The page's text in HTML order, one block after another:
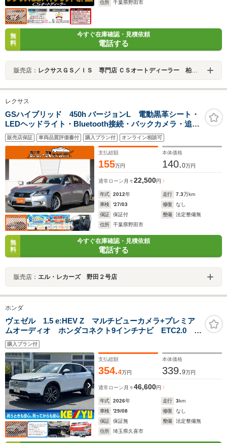
住所 千葉県野田市
無
料
今すぐ在庫確認・見積依頼
電話する
販売店： レクサスＧＳ／ＩＳ 専門店 ＣＳオートディーラー 柏インター店 中古車専門店
レクサス
GSハイブリッド 450h バージョンL 電動黒革シート・
LEDヘッドライト・Bluetooth接続・バックカメラ・追従
クルーズコントロール・プッシュスタート・スマートキ
ー・HDDナビ・フルセグ・シートヒーター&エアシー
ト・ETC・純正18インチアルミ・AA/C
販売店保証 車両品質評価書付 購入プラン付 オンライン相談可
支払総額
155万円
本体価格
140.0万円
通常ローン 月々22,500円
年式 2012年 走行 7.3万km
車検
'27/03 修復
なし
保証
保証付 整備
法定整備無
住所
千葉県野田市
無
料
今すぐ在庫確認・見積依頼
電話する
販売店： エル・レカーズ 野田２号店
ホンダ
ヴェゼル 1.5 e:HEV Z マルチビューカメラ+プレミア
ムオーディオ ホンダコネクト9インチナビ ETC2.0 シ
ート・ステアリングヒーター パワーテールゲート ワ
イヤレス充電 コンビシート ADB・LEDライト 純正
18AW
購入プラン付
支払総額
354.4万円
本体価格
339.9万円
通常ローン 月々46,600円
年式 2026年 走行 3km
車検
'29/08 修復
なし
保証
保証無 整備
法定整備無
住所
埼玉県久喜市